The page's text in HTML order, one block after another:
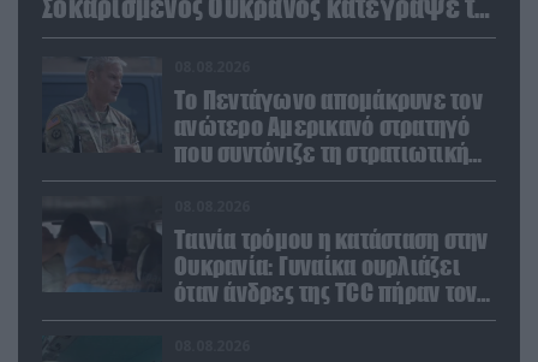
Σοκαρισμένος Ουκρανός κατέγραψε τη
στιγμή (βίντεο)
Το Πεντάγωνο απομάκρυνε τον
ανώτερο Αμερικανό στρατηγό
που συντόνιζε τη στρατιωτική
βοήθεια προς την Ουκρανία
Ταινία τρόμου η κατάσταση στην
Ουκρανία: Γυναίκα ουρλιάζει
όταν άνδρες της TCC πήραν τον
σύντροφό της (βίντεο)